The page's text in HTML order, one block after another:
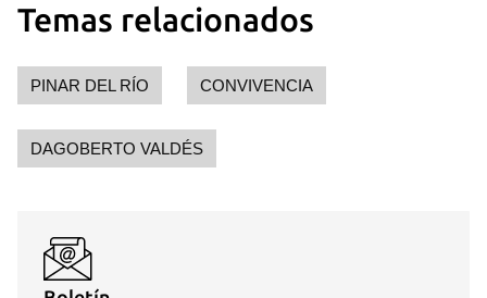
Temas relacionados
PINAR DEL RÍO CONVIVENCIA
DAGOBERTO VALDÉS